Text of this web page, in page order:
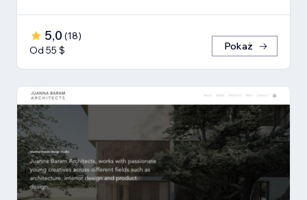
5,0 (18)
Od 55 $
Pokaż